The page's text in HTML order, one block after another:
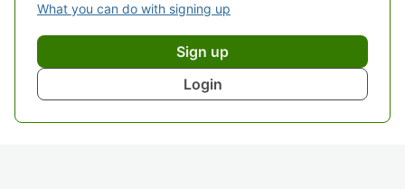
What you can do with signing up
Sign up
Login